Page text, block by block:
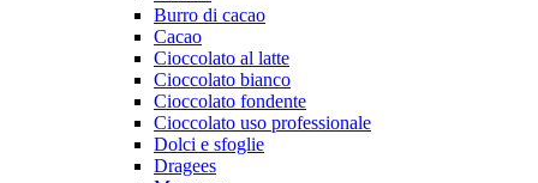
Burro di cacao
Cacao
Cioccolato al latte
Cioccolato bianco
Cioccolato fondente
Cioccolato uso professionale
Dolci e sfoglie
Dragees